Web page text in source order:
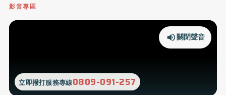
影音專區
立即撥打服務專線0809-091-257
關閉聲音